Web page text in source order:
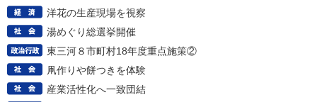
洋花の生産現場を視察
湯めぐり総選挙開催
東三河８市町村18年度重点施策②
凧作りや餅つきを体験
産業活性化へ一致団結